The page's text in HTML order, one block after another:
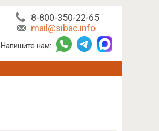
8-800-350-22-65
mail@sibac.info
Напишите нам: